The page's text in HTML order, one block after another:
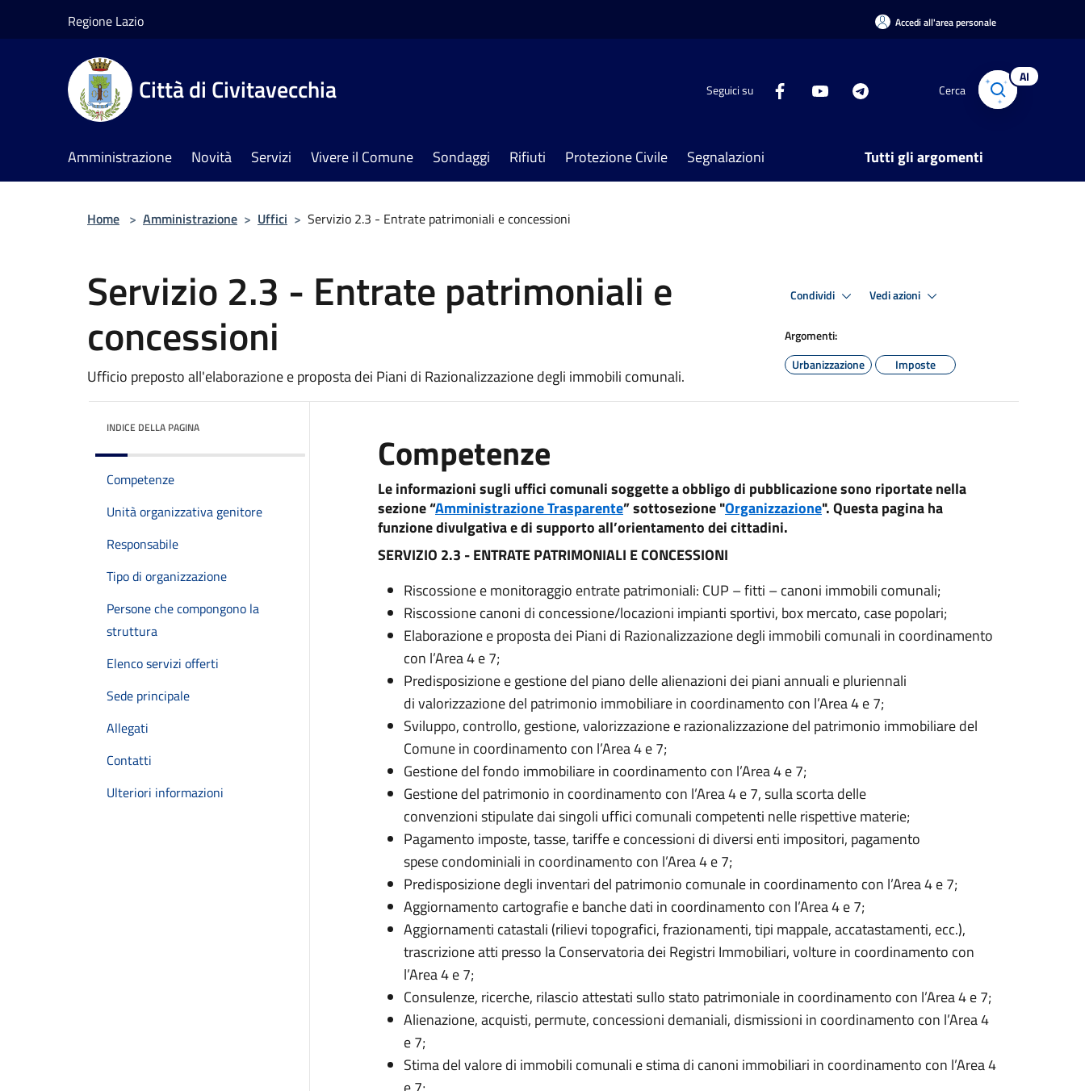
Regione Lazio Accedi all'area personale
Città di Civitavecchia Seguici su Cerca
AI
Amministrazione Novità Servizi Vivere il Comune Sondaggi Rifiuti Protezione Civile Segnalazioni Tutti gli argomenti
Home > Amministrazione > Uffici > Servizio 2.3 - Entrate patrimoniali e concessioni
Servizio 2.3 - Entrate patrimoniali e
concessioni
Ufficio preposto all'elaborazione e proposta dei Piani di Razionalizzazione degli immobili comunali.
Condividi Vedi azioni
Argomenti:
Urbanizzazione
Imposte
INDICE DELLA PAGINA
Competenze
Unità organizzativa genitore
Responsabile
Tipo di organizzazione
Persone che compongono la
struttura
Elenco servizi offerti
Sede principale
Allegati
Contatti
Ulteriori informazioni
Competenze
Le informazioni sugli uffici comunali soggette a obbligo di pubblicazione sono riportate nella
sezione “Amministrazione Trasparente” sottosezione "Organizzazione". Questa pagina ha
funzione divulgativa e di supporto all’orientamento dei cittadini.
SERVIZIO 2.3 - ENTRATE PATRIMONIALI E CONCESSIONI
Riscossione e monitoraggio entrate patrimoniali: CUP – fitti – canoni immobili comunali;
Riscossione canoni di concessione/locazioni impianti sportivi, box mercato, case popolari;
Elaborazione e proposta dei Piani di Razionalizzazione degli immobili comunali in coordinamento
con l’Area 4 e 7;
Predisposizione e gestione del piano delle alienazioni dei piani annuali e pluriennali
di valorizzazione del patrimonio immobiliare in coordinamento con l’Area 4 e 7;
Sviluppo, controllo, gestione, valorizzazione e razionalizzazione del patrimonio immobiliare del
Comune in coordinamento con l’Area 4 e 7;
Gestione del fondo immobiliare in coordinamento con l’Area 4 e 7;
Gestione del patrimonio in coordinamento con l’Area 4 e 7, sulla scorta delle
convenzioni stipulate dai singoli uffici comunali competenti nelle rispettive materie;
Pagamento imposte, tasse, tariffe e concessioni di diversi enti impositori, pagamento
spese condominiali in coordinamento con l’Area 4 e 7;
Predisposizione degli inventari del patrimonio comunale in coordinamento con l’Area 4 e 7;
Aggiornamento cartografie e banche dati in coordinamento con l’Area 4 e 7;
Aggiornamenti catastali (rilievi topografici, frazionamenti, tipi mappale, accatastamenti, ecc.),
trascrizione atti presso la Conservatoria dei Registri Immobiliari, volture in coordinamento con
l’Area 4 e 7;
Consulenze, ricerche, rilascio attestati sullo stato patrimoniale in coordinamento con l’Area 4 e 7;
Alienazione, acquisti, permute, concessioni demaniali, dismissioni in coordinamento con l’Area 4
e 7;
Stima del valore di immobili comunali e stima di canoni immobiliari in coordinamento con l’Area 4